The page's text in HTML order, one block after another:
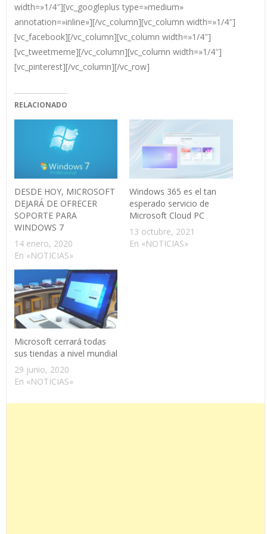
width=»1/4″][vc_googleplus type=»medium»
annotation=»inline»][/vc_column][vc_column width=»1/4″]
[vc_facebook][/vc_column][vc_column width=»1/4″]
[vc_tweetmeme][/vc_column][vc_column width=»1/4″]
[vc_pinterest][/vc_column][/vc_row]
RELACIONADO
DESDE HOY, MICROSOFT
DEJARÁ DE OFRECER
SOPORTE PARA
WINDOWS 7
14 enero, 2020
En «NOTICIAS»
Windows 365 es el tan
esperado servicio de
Microsoft Cloud PC
13 octubre, 2021
En «NOTICIAS»
Microsoft cerrará todas
sus tiendas a nivel mundial
29 junio, 2020
En «NOTICIAS»